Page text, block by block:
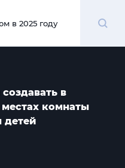
в 2025 году
в
комнаты
детей